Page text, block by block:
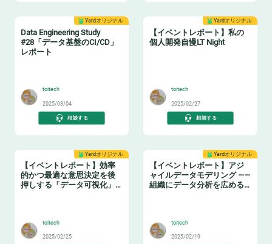
Yardオリジナル
Data Engineering Study
#28「データ基盤のCI/CD」
レポート
toitech
2025/03/04
相談する
Yardオリジナル
【イベントレポート】私の
個人開発自慢LT Night
toitech
2025/02/27
相談する
Yardオリジナル
【イベントレポート】効率
的かつ最適な意思決定を後
押しする「データ可視化」
toitech
2025/02/25
Yardオリジナル
【イベントレポート】アジ
ャイルデータモデリング ——
組織にデータ分析を広める
toitech
2025/02/19